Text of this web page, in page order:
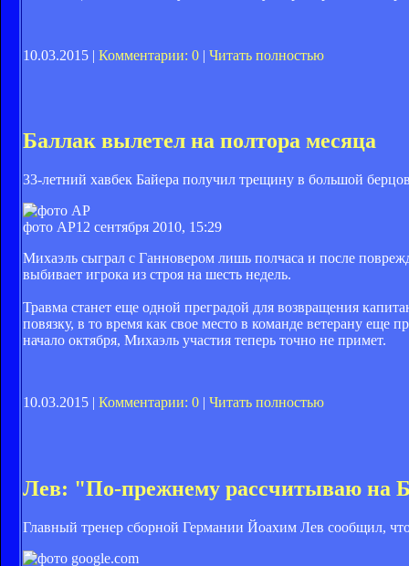
10.03.2015 | Комментарии: 0 | Читать полностью
Баллак вылетел на полтора месяца
33-летний хавбек Байера получил трещину в большой
фото АР12 сентября 2010, 15:29
Михаэль сыграл с Ганновером лишь полчаса и после
выбивает игрока из строя на шесть недель.
Травма станет еще одной преградой для возвращения
повязку, в то время как свое место в команде ветерану
начало октября, Михаэль участия теперь точно не примет.
10.03.2015 | Комментарии: 0 | Читать полностью
Лев: "По-прежнему рассчитываю на
Главный тренер сборной Германии Йоахим Лев сообщил,